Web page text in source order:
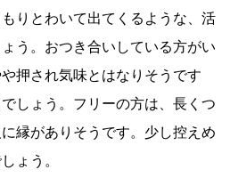
りとわいて出てくるような、活
う。おつき合いしている方がい
押され気味とはなりそうです
しょう。フリーの方は、長くつ
縁がありそうです。少し控えめ
ょう。